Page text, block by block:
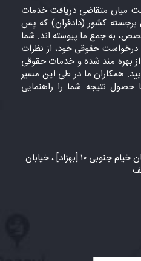
میان متقاضی دریافت خدمات
برجسته کشور (دادفران) که پس
به جمع ما پیوسته اند. شما
درخواست حقوقی خود، از نظرات
بهره مند شده و خدمات حقوقی
همکاران ما در طی این مسیر
حصول نتیجه شما را راهنمایی
شهر مشهد، بلوار سجاد ، خیابان خیام جنوبی ۱۰ [بهزاد] ، خیابان